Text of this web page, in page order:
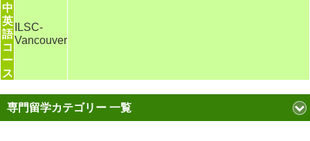
中
英
語
コ
ー
ス
ILSC-
Vancouver
専門留学カテゴリー 一覧